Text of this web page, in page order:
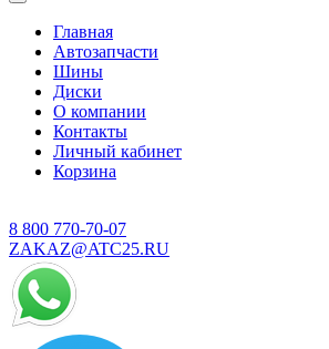
Главная
Автозапчасти
Шины
Диски
О компании
Контакты
Личный кабинет
Корзина
8 800 770-70-07
ZAKAZ@ATC25.RU